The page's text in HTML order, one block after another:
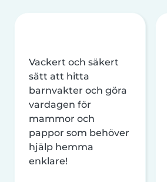
Vackert och säkert
sätt att hitta
barnvakter och göra
vardagen för
mammor och
pappor som behöver
hjälp hemma
enklare!